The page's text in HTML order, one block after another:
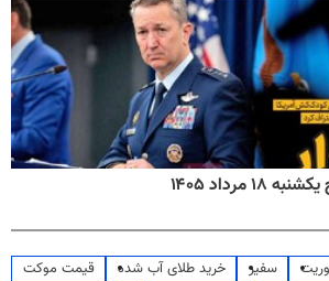
مرداد ۱۴۰۵
سفیر خرید طلای آب شده
قیمت موکت